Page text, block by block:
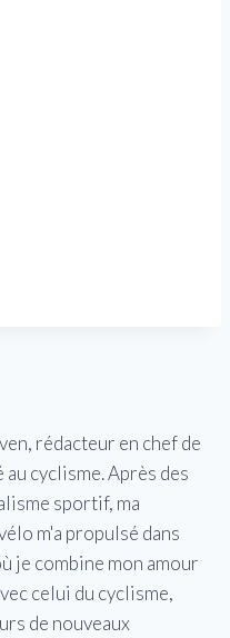
rédacteur en chef de
cyclisme. Après des
sportif, ma
m'a propulsé dans
je combine mon amour
celui du cyclisme,
de nouveaux